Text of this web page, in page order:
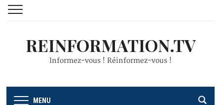
REINFORMATION.TV
Informez-vous ! Réinformez-vous !
MENU